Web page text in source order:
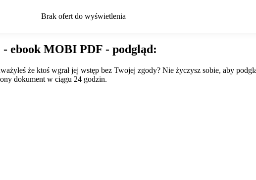
ebook MOBI PDF - podgląd:
że ktoś wgrał jej wstęp bez Twojej zgody? Nie życzysz sobie, aby
dokument w ciągu 24 godzin.